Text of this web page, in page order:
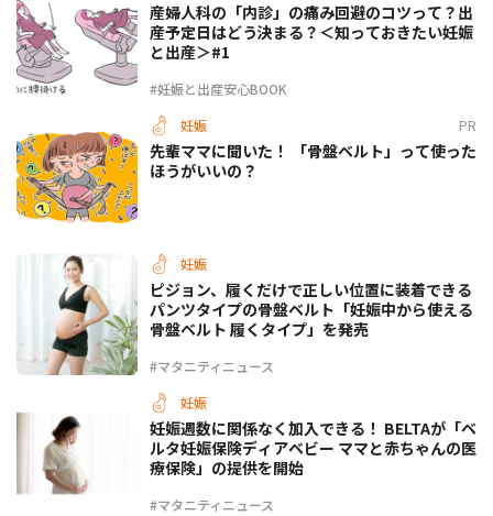
#妊娠と出産安心BOOK
産婦人科の「内診」の痛み回避のコツって？出
産予定日はどう決まる？＜知っておきたい妊娠
と出産＞#1
妊娠 PR
先輩ママに聞いた！ 「骨盤ベルト」って使った
ほうがいいの？
妊娠
#マタニティニュース
ピジョン、履くだけで正しい位置に装着できる
パンツタイプの骨盤ベルト「妊娠中から使える
骨盤ベルト 履くタイプ」を発売
妊娠
#マタニティニュース
妊娠週数に関係なく加入できる！ BELTAが「ベ
ルタ妊娠保険ディアベビー ママと赤ちゃんの医
療保険」の提供を開始